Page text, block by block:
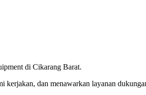
dan menawarkan layanan